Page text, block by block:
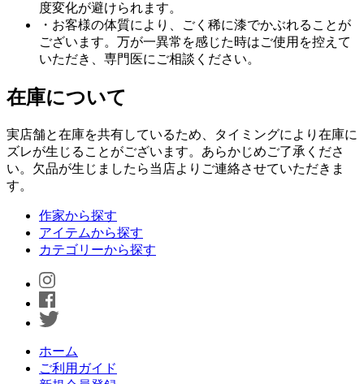
度変化が避けられます。
・お客様の体質により、ごく稀に漆でかぶれることが
ございます。万が一異常を感じた時はご使用を控えて
いただき、専門医にご相談ください。
在庫について
実店舗と在庫を共有しているため、タイミングにより在庫に
ズレが生じることがございます。あらかじめご了承くださ
い。欠品が生じましたら当店よりご連絡させていただきま
す。
作家から探す
アイテムから探す
カテゴリーから探す
ホーム
ご利用ガイド